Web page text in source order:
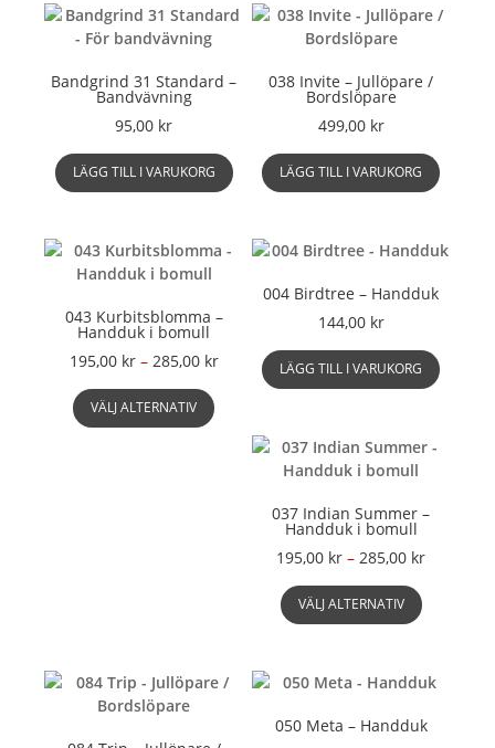
alternativen
kan
väljas
på
Bandgrind 31 Standard –
Bandvävning
95,00 kr
LÄGG TILL I VARUKORG
038 Invite – Jullöpare /
Bordslöpare
499,00 kr
LÄGG TILL I VARUKORG
043 Kurbitsblomma –
Handduk i bomull
195,00 kr – 285,00 krPrisintervall:
195,00 kr
VÄLJ ALTERNATIV
här
produkten
varianter.
produktsidan
004 Birdtree – Handduk
144,00 kr
LÄGG TILL I VARUKORG
037 Indian Summer –
Handduk i bomull
195,00 kr – 285,00 kr
VÄLJ ALTERNATIV
här
flera
De
050 Meta – Handduk